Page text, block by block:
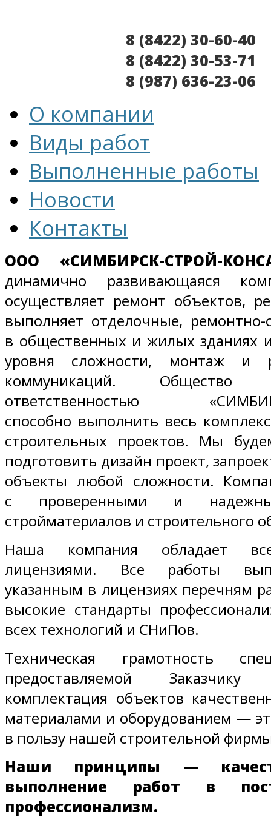
8 (8422) 30-60-40
8 (8422) 30-53-71
8 (987) 636-23-06
О компании
Виды работ
Выполненные работы
Новости
Контакты
ООО «СИМБИРСК-СТРОЙ-
динамично развивающаяся
осуществляет ремонт объектов,
выполняет отделочные, ремонтно-
в общественных и жилых зданиях
уровня сложности, монтаж и
коммуникаций. Общество
ответственностью
способно выполнить весь
строительных проектов. Мы
подготовить дизайн проект,
объекты любой сложности.
с проверенными и
стройматериалов и строительного
Наша компания обладает
лицензиями. Все работы
указанным в лицензиях перечням
высокие стандарты
всех технологий и СНиПов.
Техническая грамотность
предоставляемой
комплектация объектов
материалами и оборудованием —
в пользу нашей строительной
Наши принципы —
выполнение работ в
профессионализм.